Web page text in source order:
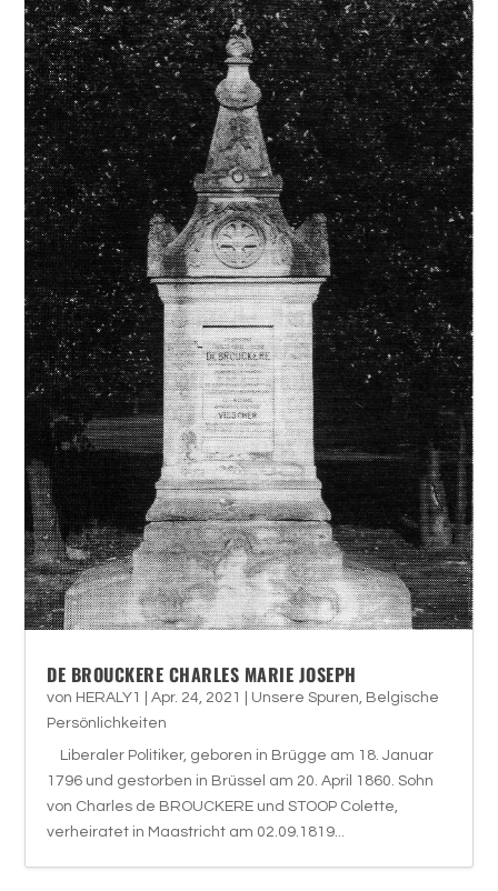
DE BROUCKERE CHARLES MARIE JOSEPH
von HERALY1 |Apr. 24, 2021 Unsere Spuren, Belgische
Persönlichkeiten
Liberaler Politiker, geboren in Brügge am 18. Januar
1796 und gestorben in Brüssel am 20. April 1860. Sohn
von Charles de BROUCKERE und STOOP Colette,
verheiratet in Maastricht am 02.09.1819...